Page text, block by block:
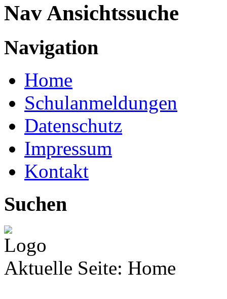
Nav Ansichtssuche
Navigation
Home
Schulanmeldungen
Datenschutz
Impressum
Kontakt
Suchen
Aktuelle Seite: Home